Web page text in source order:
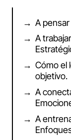
A
A
Cómo el
objetivo.
A
A